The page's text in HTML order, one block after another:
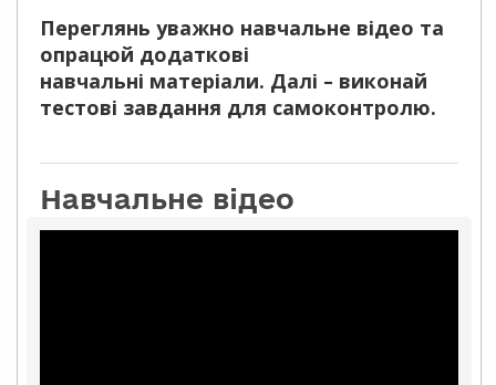
Переглянь уважно навчальне відео та
опрацюй додаткові
навчальні матеріали. Далі – виконай
тестові завдання для самоконтролю.
Навчальне відео